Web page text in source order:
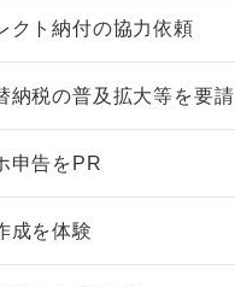
クト納付の協力依頼
納税の普及拡大等を要請
申告をPR
成を体験